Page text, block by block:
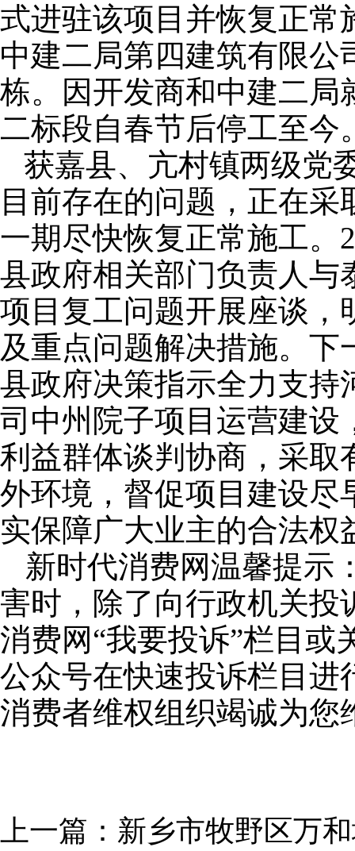
式进驻该项目并恢复正常
中建二局第四建筑有限公
栋。因开发商和中建二局
二标段自春节后停工至今
获嘉县、亢村镇两级党
目前存在的问题，正在
一期尽快恢复正常施工。
县政府相关部门负责人与
项目复工问题开展座谈，
及重点问题解决措施。
县政府决策指示全力支持
司中州院子项目运营建设
利益群体谈判协商，采取
外环境，督促项目建设尽
实保障广大业主的合法权
新时代消费网温馨提示
害时，除了向行政机关投
消费网“我要投诉”栏目或
公众号在快速投诉栏目进
消费者维权组织竭诚为您
上一篇： 新乡市牧野区万